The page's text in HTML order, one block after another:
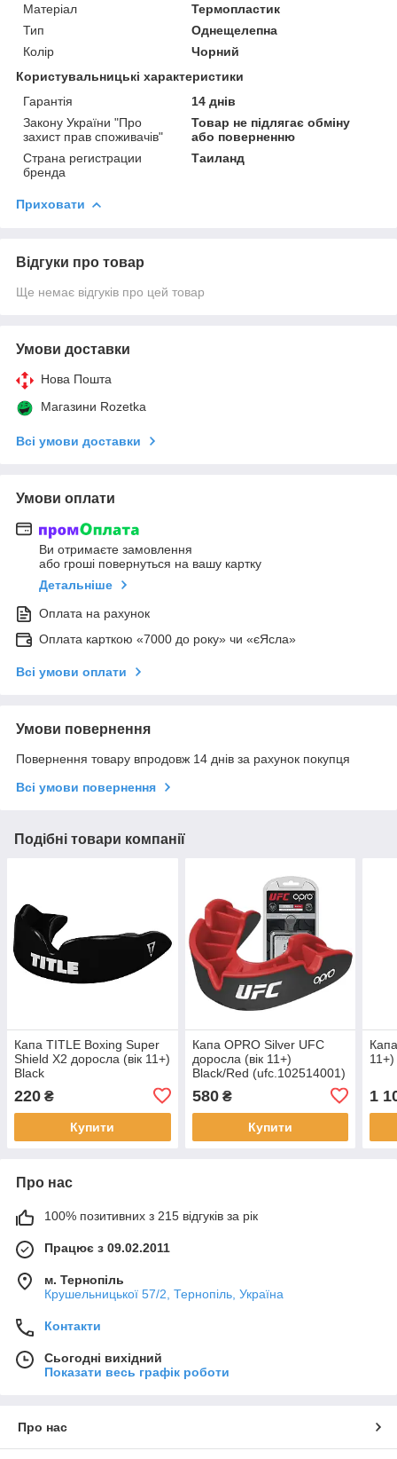
Матеріал
Термопластик
Тип
Однещелепна
Колір
Чорний
Користувальницькі характеристики
Гарантія
14 днів
Закону України "Про
захист прав споживачів"
Товар не підлягає обміну
або поверненню
Страна регистрации
бренда
Таиланд
Приховати
Відгуки про товар
Ще немає відгуків про цей товар
Умови доставки
Нова Пошта
Магазини Rozetka
Всі умови доставки
Умови оплати
Ви отримаєте замовлення
або гроші повернуться на вашу картку
Детальніше
Оплата на рахунок
Оплата карткою «7000 до року» чи «єЯсла»
Всі умови оплати
Умови повернення
Повернення товару впродовж 14 днів за рахунок покупця
Всі умови повернення
Подібні товари компанії
Капа TITLE Boxing Super
Shield X2 доросла (вік 11+)
Black
220 ₴
Купити
Капа OPRO Silver UFC
доросла (вік 11+)
Black/Red (ufc.102514001)
580₴
Купити
1
Про нас
100% позитивних з 215 відгуків за рік
Працює з 09.02.2011
м. Тернопіль
Крушельницької 57/2, Тернопіль, Україна
Контакти
Сьогодні вихідний
Показати весь графік роботи
Про нас